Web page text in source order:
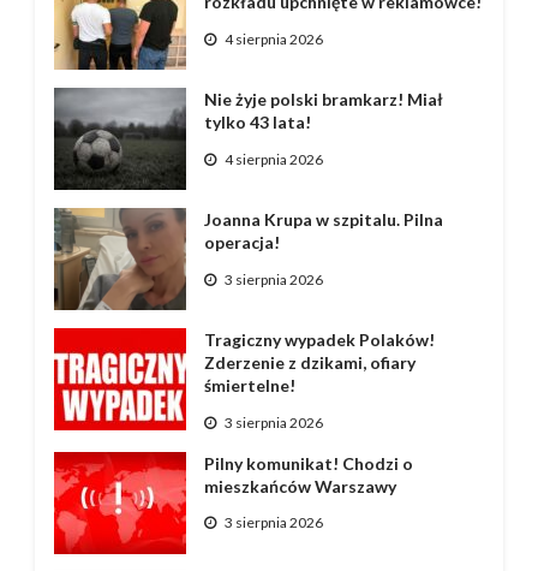
4 sierpnia 2026
Nie żyje polski bramkarz! Miał
tylko 43 lata!
4 sierpnia 2026
Joanna Krupa w szpitalu. Pilna
operacja!
3 sierpnia 2026
Tragiczny wypadek Polaków!
Zderzenie z dzikami, ofiary
śmiertelne!
3 sierpnia 2026
Pilny komunikat! Chodzi o
mieszkańców Warszawy
3 sierpnia 2026